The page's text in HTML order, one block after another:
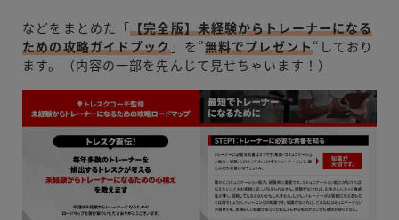
などをまとめた「【完全版】未経験からトレーナーになる
ための攻略ガイドブック」を”無料でプレゼント“しており
ます。（内容の一部を先んじて見せちゃいます！）